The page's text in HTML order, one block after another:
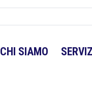
CHI SIAMO